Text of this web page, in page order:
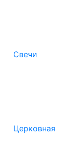
Свечи
Церковная